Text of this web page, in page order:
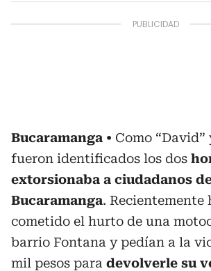
Bucaramanga
Como “David”
fueron identificados los dos
extorsionaba a ciudadanos
Bucaramanga. Recientemente
cometido el hurto de una
barrio Fontana y pedían a la
mil pesos para devolverle su